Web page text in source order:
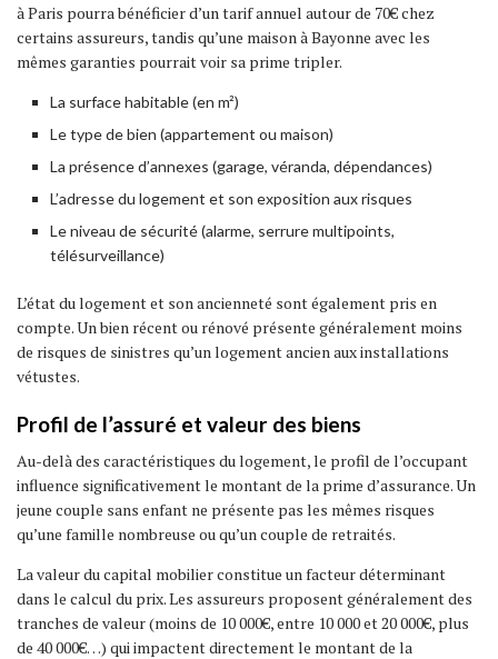
à Paris pourra bénéficier d’un tarif annuel autour de 70€ chez
certains assureurs, tandis qu’une maison à Bayonne avec les
mêmes garanties pourrait voir sa prime tripler.
La surface habitable (en m²)
Le type de bien (appartement ou maison)
La présence d’annexes (garage, véranda, dépendances)
L’adresse du logement et son exposition aux risques
Le niveau de sécurité (alarme, serrure multipoints,
télésurveillance)
L’état du logement et son ancienneté sont également pris en
compte. Un bien récent ou rénové présente généralement moins
de risques de sinistres qu’un logement ancien aux installations
vétustes.
Profil de l’assuré et valeur des biens
Au-delà des caractéristiques du logement, le profil de l’occupant
influence significativement le montant de la prime d’assurance. Un
jeune couple sans enfant ne présente pas les mêmes risques
qu’une famille nombreuse ou qu’un couple de retraités.
La valeur du capital mobilier constitue un facteur déterminant
dans le calcul du prix. Les assureurs proposent généralement des
tranches de valeur (moins de 10 000€, entre 10 000 et 20 000€, plus
de 40 000€…) qui impactent directement le montant de la